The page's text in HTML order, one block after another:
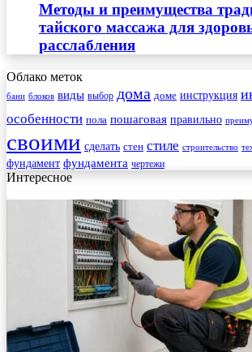
Методы и преимущества
тайского массажа для
расслабления
Облако меток
бани блоков виды выбор дома доме инструкция
особенности пола пошаговая правильно
своими сделать стен стиле строительство
фундамент фундамента чертежи
Интересное